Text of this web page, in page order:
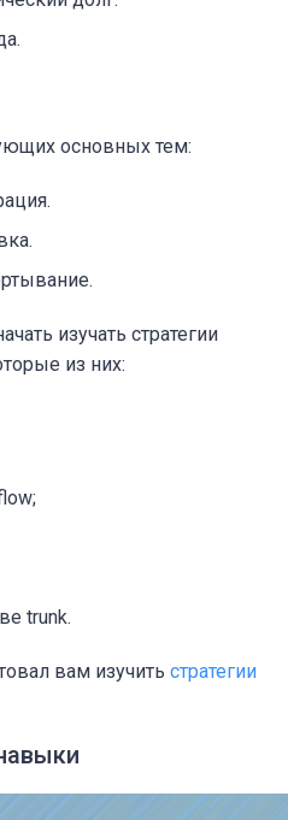
основных тем:
изучать стратегии
из них:
trunk.
вам изучить стратегии